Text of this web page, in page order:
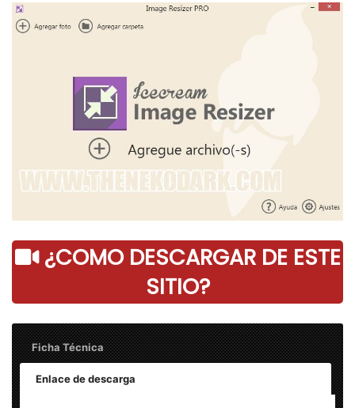
¿COMO DESCARGAR DE ESTE
SITIO?
Ficha Técnica
Enlace de descarga